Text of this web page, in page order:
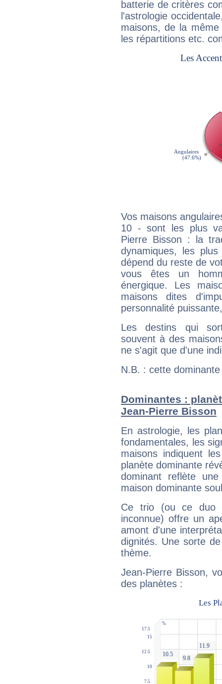
batterie de critères
l'astrologie
maisons, de la
les répartitions etc.
Vos maisons
10 - sont les plus
Pierre Bisson : la
dynamiques, les
dépend du reste de
vous êtes un
énergique. Les
maisons dites
personnalité
Les destins qui
souvent à des
ne s'agit que d'une
N.B. : cette
Dominantes :
Jean-Pierre Bisson
En astrologie, les
fondamentales, les
maisons indiquent
planète dominante
dominant reflète
maison dominante
Ce trio (ou ce duo
inconnue) offre un
amont d'une
dignités. Une sorte
thème.
Jean-Pierre Bisson,
des planètes :